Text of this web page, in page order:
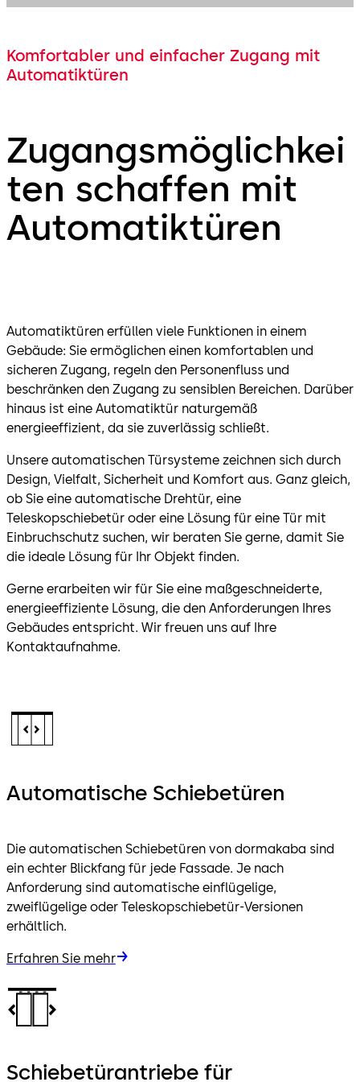
Komfortabler und einfacher Zugang mit
Automatiktüren
Zugangsmöglichkei
ten schaffen mit
Automatiktüren
Automatiktüren erfüllen viele Funktionen in einem
Gebäude: Sie ermöglichen einen komfortablen und
sicheren Zugang, regeln den Personenfluss und
beschränken den Zugang zu sensiblen Bereichen. Darüber
hinaus ist eine Automatiktür naturgemäß
energieeffizient, da sie zuverlässig schließt.
Unsere automatischen Türsysteme zeichnen sich durch
Design, Vielfalt, Sicherheit und Komfort aus. Ganz gleich,
ob Sie eine automatische Drehtür, eine
Teleskopschiebetür oder eine Lösung für eine Tür mit
Einbruchschutz suchen, wir beraten Sie gerne, damit Sie
die ideale Lösung für Ihr Objekt finden.
Gerne erarbeiten wir für Sie eine maßgeschneiderte,
energieeffiziente Lösung, die den Anforderungen Ihres
Gebäudes entspricht. Wir freuen uns auf Ihre
Kontaktaufnahme.
Automatische Schiebetüren
Die automatischen Schiebetüren von dormakaba sind
ein echter Blickfang für jede Fassade. Je nach
Anforderung sind automatische einflügelige,
zweiflügelige oder Teleskopschiebetür-Versionen
erhältlich.
Erfahren Sie mehr
Schiebetürantriebe für